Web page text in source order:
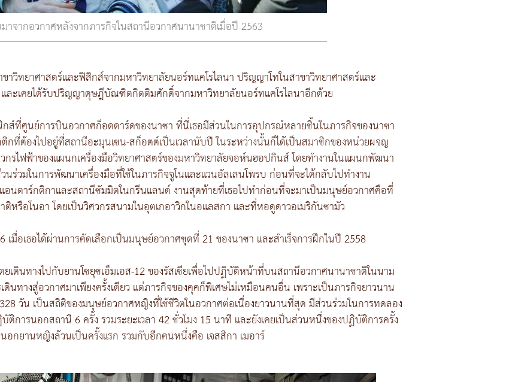
าจากอวกาศหลังจากภารกิจในสถานีอวกาศนานาชาติเมื่อปี 2563
วิทยาศาสตร์และฟิสิกส์จากมหาวิทยาลัยนอร์ทแคโรไลนา ปริญญาโทในสาขาวิทยาศาสตร์และ
ละเคยได้รับปริญญาดุษฎีบัณฑิตกิตติมศักดิ์จากมหาวิทยาลัยนอร์ทแคโรไลนาอีกด้วย
กส์ที่ศูนย์การบินอวกาศก็อดดาร์ดของนาซา ที่นี่เธอมีส่วนในการอุปกรณ์หลายชิ้นในภารกิจของนาซา
ติกที่ต้องไปอยู่ที่สถานีอะมุนเซน-สก็อตต์เป็นเวลานับปี ในระหว่างนั้นก็ได้เป็นสมาชิกของหน่วยผจญ
รไฟฟ้าของแผนกเครื่องมือวิทยาศาสตร์ของมหาวิทยาลัยจอห์นฮอปกินส์ โดยทำงานในแผนกพัฒนา
นร่วมในการพัฒนาเครื่องมือที่ใช้ในภารกิจจูโนและแวนอัลเลนโพรบ ก่อนที่จะได้กลับไปทำงาน
นตาร์กติกาและสถานีซัมมิตในกรีนแลนด์ งานสุดท้ายที่เธอไปทำก่อนที่จะมาเป็นมนุษย์อวกาศคือที่
หรือโนอา โดยเป็นวิศวกรสนามในอุตเกอาวิกในอแลสกา และที่หอดูดาวอเมริกันซามัว
มื่อเธอได้ผ่านการคัดเลือกเป็นมนุษย์อวกาศชุดที่ 21 ของนาซา และสำเร็จการฝึกในปี 2558
ยเดินทางไปกับยานโซยุซเอ็มเอส-12 ของรัสเซียเพื่อไปปฏิบัติหน้าที่บนสถานีอวกาศนานาชาติในนาม
นทางสู่อวกาศมาเพียงครั้งเดียว แต่ภารกิจของคุคก็พิเศษไม่เหมือนคนอื่น เพราะเป็นภารกิจยาวนาน
วัน เป็นสถิติของมนุษย์อวกาศหญิงที่ใช้ชีวิตในอวกาศต่อเนื่องยาวนานที่สุด มีส่วนร่วมในการทดลอง
การนอกสถานี 6 ครั้ง รวมระยะเวลา 42 ชั่วโมง 15 นาที และยังเคยเป็นส่วนหนึ่งของปฏิบัติการครั้ง
กยานหญิงล้วนเป็นครั้งแรก รวมกับอีกคนหนึ่งคือ เจสสิกา เมอาร์